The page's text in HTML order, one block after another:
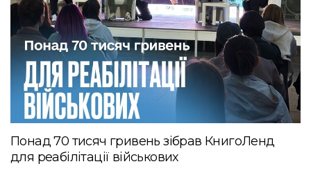
Понад 70 тисяч гривень зібрав КнигоЛенд
для реабілітації військових